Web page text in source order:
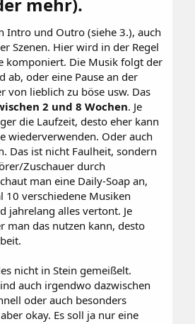
Intro und Outro (siehe 3.), auch
Szenen. Hier wird in der Regel
komponiert. Die Musik folgt der
ab, oder eine Pause an der
von lieblich zu böse usw. Das
2 und 8 Wochen. Je
die Laufzeit, desto eher kann
wiederverwenden. Oder auch
Das ist nicht Faulheit, sondern
Zuschauer durch
man eine Daily-Soap an,
10 verschiedene Musiken
jahrelang alles vertont. Je
man das nutzen kann, desto
nicht in Stein gemeißelt.
auch irgendwo dazwischen
oder auch besonders
okay. Es soll ja nur eine